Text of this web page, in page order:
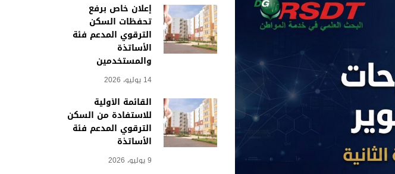
إعلان خاص برفع
تحفظات السكن
الترقوي المدعم فئة
الأساتذة
والمستخدمين
14 يوليو، 2026
القائمة الأولية
للاستفادة من السكن
الترقوي المدعم فئة
الأساتذة
9 يوليو، 2026